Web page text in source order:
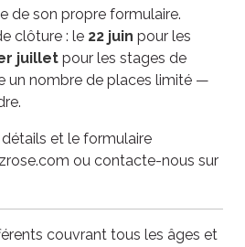
de son propre formulaire.
clôture : le 22 juin pour les
juillet pour les stages de
un nombre de places limité —
et le formulaire
ou contacte-nous sur
couvrant tous les âges et